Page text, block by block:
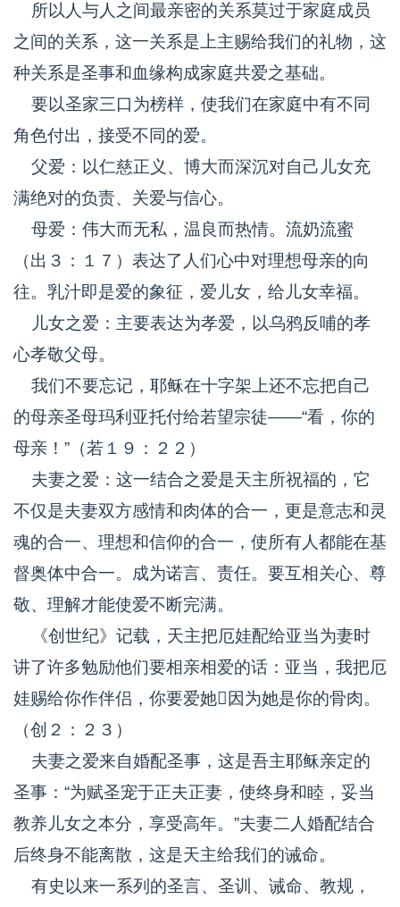
所以人与人之间最亲密的关系莫过于家庭成员
之间的关系，这一关系是上主赐给我们的礼物，这
种关系是圣事和血缘构成家庭共爱之基础。
要以圣家三口为榜样，使我们在家庭中有不同
角色付出，接受不同的爱。
父爱：以仁慈正义、博大而深沉对自己儿女充
满绝对的负责、关爱与信心。
母爱：伟大而无私，温良而热情。流奶流蜜
（出３：１７）表达了人们心中对理想母亲的向
往。乳汁即是爱的象征，爱儿女，给儿女幸福。
儿女之爱：主要表达为孝爱，以乌鸦反哺的孝
心孝敬父母。
我们不要忘记，耶稣在十字架上还不忘把自己
的母亲圣母玛利亚托付给若望宗徒——“看，你的
母亲！”（若１９：２２）
夫妻之爱：这一结合之爱是天主所祝福的，它
不仅是夫妻双方感情和肉体的合一，更是意志和灵
魂的合一、理想和信仰的合一，使所有人都能在基
督奥体中合一。成为诺言、责任。要互相关心、尊
敬、理解才能使爱不断完满。
《创世纪》记载，天主把厄娃配给亚当为妻时
讲了许多勉励他们要相亲相爱的话：亚当，我把厄
娃赐给你作伴侣，你要爱她因为她是你的骨肉。
（创２：２３）
夫妻之爱来自婚配圣事，这是吾主耶稣亲定的
圣事：“为赋圣宠于正夫正妻，使终身和睦，妥当
教养儿女之本分，享受高年。”夫妻二人婚配结合
后终身不能离散，这是天主给我们的诫命。
有史以来一系列的圣言、圣训、诫命、教规，